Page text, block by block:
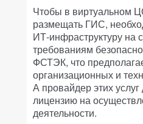
Чтобы в виртуальном
размещать ГИС,
ИТ-инфраструктуру на
требованиям
ФСТЭК, что
организационных и
А провайдер этих
лицензию на
деятельности.